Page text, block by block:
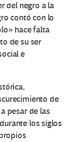
del negro a la
contó con lo
hace falta
de su ser
e
de
pesar de las
los siglos